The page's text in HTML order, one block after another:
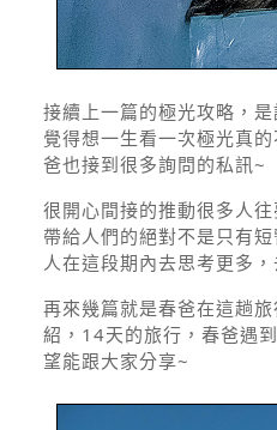
接續上一篇的極光攻略，
覺得想一生看一次極光真
爸也接到很多詢問的私訊~
很開心間接的推動很多人
帶給人們的絕對不是只有
人在這段期內去思考更多
再來幾篇就是春爸在這趟
紹，14天的旅行，春爸遇
望能跟大家分享~